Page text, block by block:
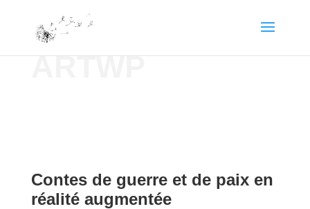
ARTWP
Contes de guerre et de paix en
réalité augmentée